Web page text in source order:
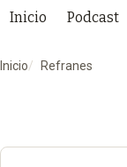
Inicio Podcast
Inicio Refranes